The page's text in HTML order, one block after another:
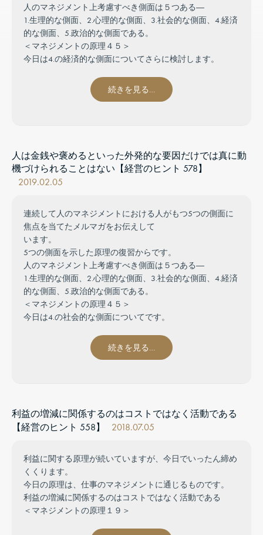
人のマネジメント上考慮すべき側面は５つある―
1.生理的な側面、2.心理的な側面、3.社会的な側面、4.経済
的な側面、5.政治的な側面である。
＜マネジメントの原理４５＞
今日は4.の経済的な側面についてさらに検討します。
続きを見る…
人は金銭や褒めるといった外発的な要因だけでは真に動
機づけられることはない【経営のヒント 578】
2019.02.05
連続して人のマネジメントにおける人がもつ5つの側面に
焦点を当てたメルマガをお伝えして
います。
5つの側面を示した原理の復習からです。
人のマネジメント上考慮すべき側面は５つある―
1.生理的な側面、2.心理的な側面、3.社会的な側面、4.経済
的な側面、5.政治的な側面である。
＜マネジメントの原理４５＞
今日は4.の社会的な側面についてです。
続きを見る…
利益の増減に関係するのはコストではなく活動である
【経営のヒント 558】
2018.07.05
利益に関する原理が続いていますが、今日でいったん締め
くくります。
今日の原理は、仕事のマネジメントに通じるものです。
利益の増減に関係するのはコストではなく活動である
＜マネジメントの原理１９＞